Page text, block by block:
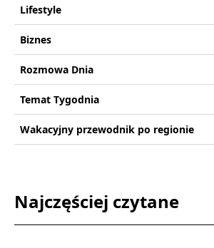
Lifestyle
Biznes
Rozmowa Dnia
Temat Tygodnia
Wakacyjny przewodnik po regionie
Najczęściej czytane